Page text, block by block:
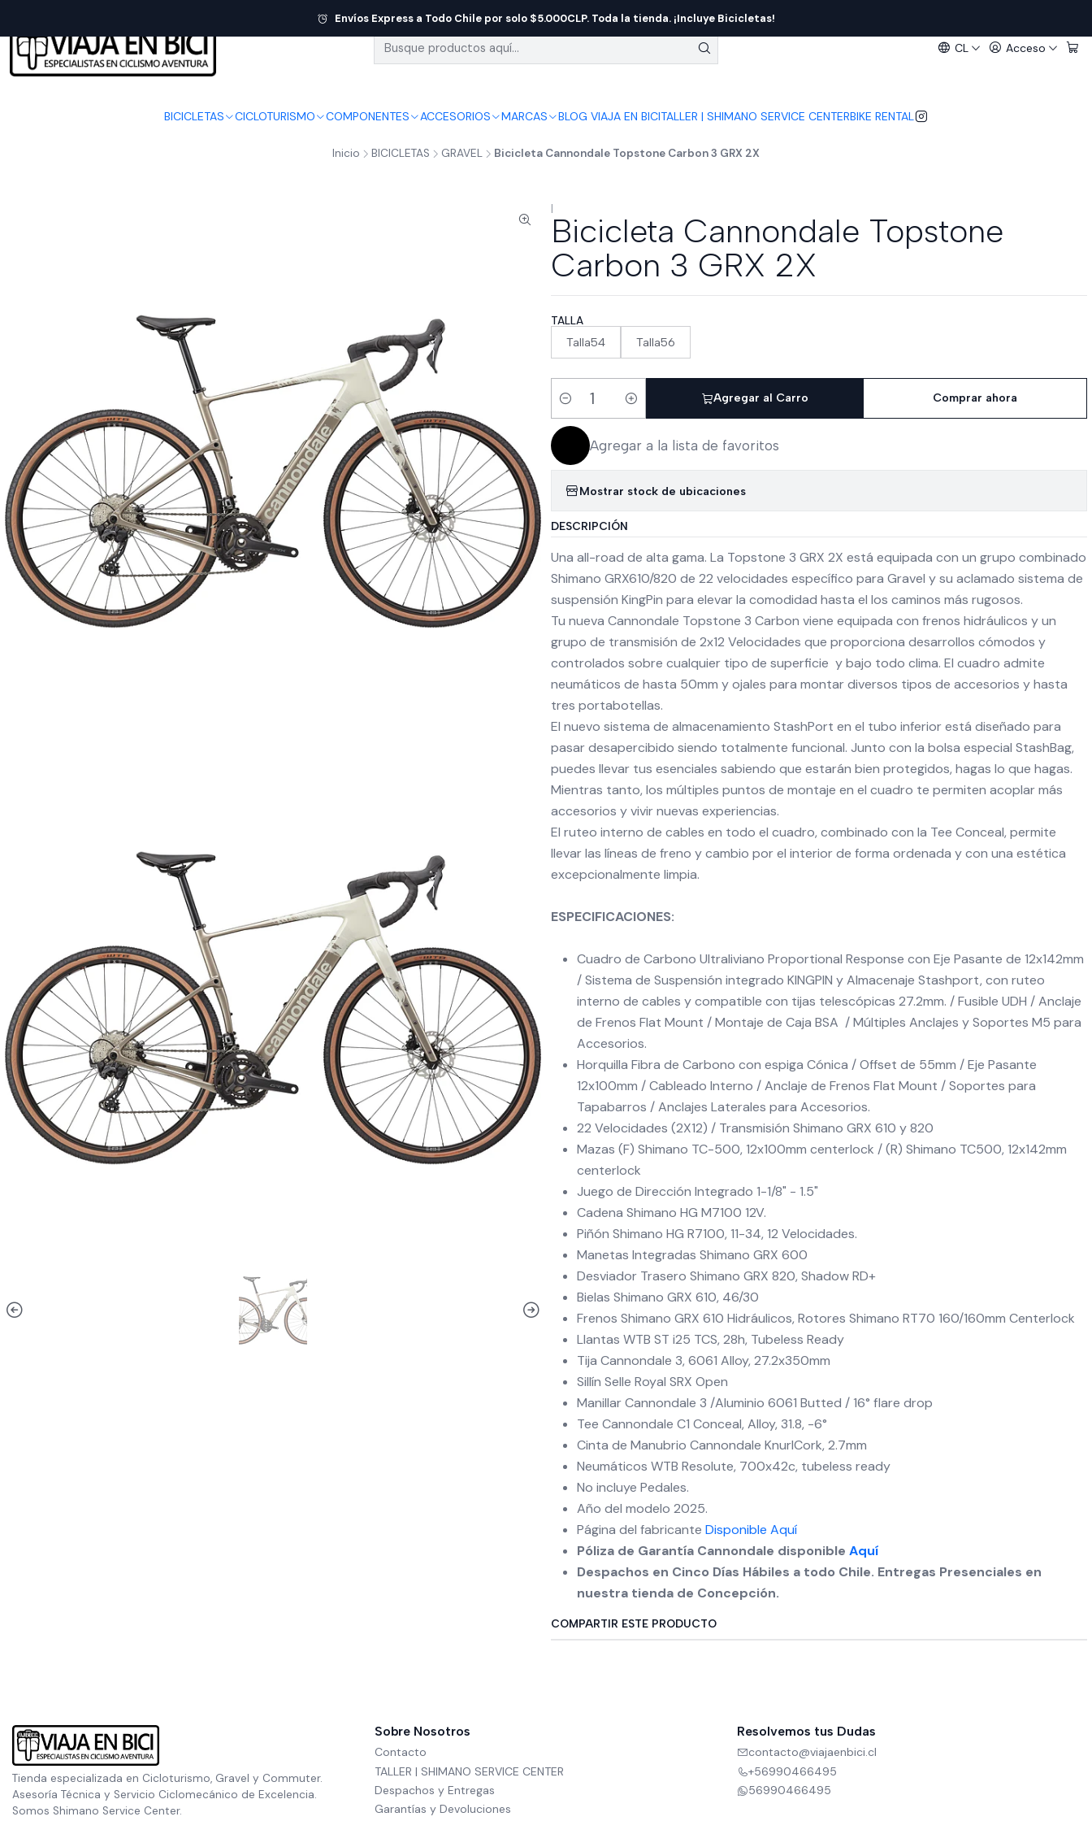
CL Acceso
BICICLETAS CICLOTURISMO COMPONENTES ACCESORIOS MARCAS BLOG VIAJA EN BICITALLER | SHIMANO SERVICE CENTERBIKE RENTAL
Envíos Express a Todo Chile por solo $5.000CLP. Toda la tienda. ¡Incluye Bicicletas!
Inicio BICICLETAS GRAVEL Bicicleta Cannondale Topstone Carbon 3 GRX 2X
|
Bicicleta Cannondale Topstone
Carbon 3 GRX 2X
TALLA
Talla54 Talla56
Cantidad
Agregar al Carro Comprar ahora
Agregar a la lista de favoritos
Mostrar stock de ubicaciones
DESCRIPCIÓN
Una all-road de alta gama. La Topstone 3 GRX 2X está equipada con un grupo combinado
Shimano GRX610/820 de 22 velocidades específico para Gravel y su aclamado sistema de
suspensión KingPin para elevar la comodidad hasta el los caminos más rugosos.
Tu nueva Cannondale Topstone 3 Carbon viene equipada con frenos hidráulicos y un
grupo de transmisión de 2x12 Velocidades que proporciona desarrollos cómodos y
controlados sobre cualquier tipo de superficie y bajo todo clima. El cuadro admite
neumáticos de hasta 50mm y ojales para montar diversos tipos de accesorios y hasta
tres portabotellas.
El nuevo sistema de almacenamiento StashPort en el tubo inferior está diseñado para
pasar desapercibido siendo totalmente funcional. Junto con la bolsa especial StashBag,
puedes llevar tus esenciales sabiendo que estarán bien protegidos, hagas lo que hagas.
Mientras tanto, los múltiples puntos de montaje en el cuadro te permiten acoplar más
accesorios y vivir nuevas experiencias.
El ruteo interno de cables en todo el cuadro, combinado con la Tee Conceal, permite
llevar las líneas de freno y cambio por el interior de forma ordenada y con una estética
excepcionalmente limpia.
ESPECIFICACIONES:
Cuadro de Carbono Ultraliviano Proportional Response con Eje Pasante de 12x142mm
/ Sistema de Suspensión integrado KINGPIN y Almacenaje Stashport, con ruteo
interno de cables y compatible con tijas telescópicas 27.2mm. / Fusible UDH / Anclaje
de Frenos Flat Mount / Montaje de Caja BSA / Múltiples Anclajes y Soportes M5 para
Accesorios.
Horquilla Fibra de Carbono con espiga Cónica / Offset de 55mm / Eje Pasante
12x100mm / Cableado Interno / Anclaje de Frenos Flat Mount / Soportes para
Tapabarros / Anclajes Laterales para Accesorios.
22 Velocidades (2X12) / Transmisión Shimano GRX 610 y 820
Mazas (F) Shimano TC-500, 12x100mm centerlock / (R) Shimano TC500, 12x142mm
centerlock
Juego de Dirección Integrado 1-1/8" - 1.5"
Cadena Shimano HG M7100 12V.
Piñón Shimano HG R7100, 11-34, 12 Velocidades.
Manetas Integradas Shimano GRX 600
Desviador Trasero Shimano GRX 820, Shadow RD+
Bielas Shimano GRX 610, 46/30
Frenos Shimano GRX 610 Hidráulicos, Rotores Shimano RT70 160/160mm Centerlock
Llantas WTB ST i25 TCS, 28h, Tubeless Ready
Tija Cannondale 3, 6061 Alloy, 27.2x350mm
Sillín Selle Royal SRX Open
Manillar Cannondale 3 /Aluminio 6061 Butted / 16° flare drop
Tee Cannondale C1 Conceal, Alloy, 31.8, -6°
Cinta de Manubrio Cannondale KnurlCork, 2.7mm
Neumáticos WTB Resolute, 700x42c, tubeless ready
No incluye Pedales.
Año del modelo 2025.
Página del fabricante Disponible Aquí
Póliza de Garantía Cannondale disponible Aquí
Despachos en Cinco Días Hábiles a todo Chile. Entregas Presenciales en
nuestra tienda de Concepción.
COMPARTIR ESTE PRODUCTO
Tienda especializada en Cicloturismo, Gravel y Commuter.
Asesoría Técnica y Servicio Ciclomecánico de Excelencia.
Somos Shimano Service Center.
Sobre Nosotros
Contacto
TALLER | SHIMANO SERVICE CENTER
Despachos y Entregas
Garantías y Devoluciones
Resolvemos tus Dudas
contacto@viajaenbici.cl
+56990466495
56990466495